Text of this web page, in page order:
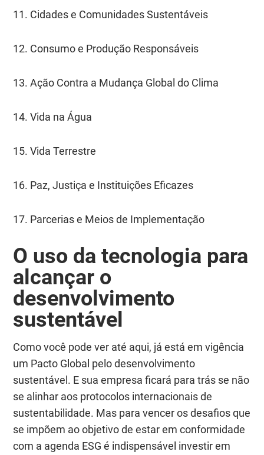
11. Cidades e Comunidades Sustentáveis
12. Consumo e Produção Responsáveis
13. Ação Contra a Mudança Global do Clima
14. Vida na Água
15. Vida Terrestre
16. Paz, Justiça e Instituições Eficazes
17. Parcerias e Meios de Implementação
O uso da tecnologia para
alcançar o
desenvolvimento
sustentável
Como você pode ver até aqui, já está em vigência
um Pacto Global pelo desenvolvimento
sustentável. E sua empresa ficará para trás se não
se alinhar aos protocolos internacionais de
sustentabilidade. Mas para vencer os desafios que
se impõem ao objetivo de estar em conformidade
com a agenda ESG é indispensável investir em